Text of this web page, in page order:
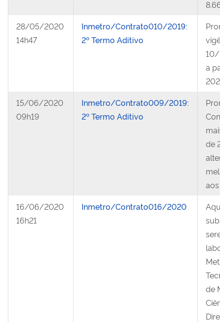
28/05/2020
14h47
Inmetro/Contrato010/2019:
2º Termo Aditivo
10/
a
15/06/2020
09h19
Inmetro/Contrato009/2019:
2º Termo Aditivo
de
16/06/2020
16h21
Inmetro/Contrato016/2020
de